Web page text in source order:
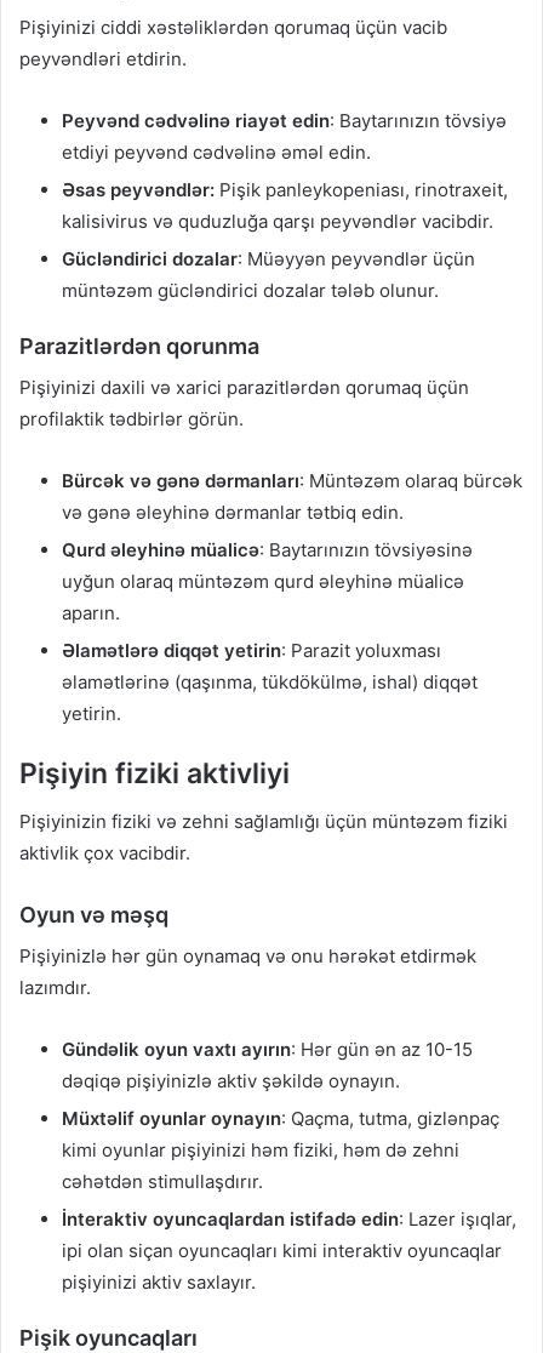
Pişiyinizi ciddi xəstəliklərdən qorumaq üçün vacib
peyvəndləri etdirin.
Peyvənd cədvəlinə riayət edin: Baytarınızın tövsiyə
etdiyi peyvənd cədvəlinə əməl edin.
Əsas peyvəndlər: Pişik panleykopeniası, rinotraxeit,
kalisivirus və quduzluğa qarşı peyvəndlər vacibdir.
Gücləndirici dozalar: Müəyyən peyvəndlər üçün
müntəzəm gücləndirici dozalar tələb olunur.
Parazitlərdən qorunma
Pişiyinizi daxili və xarici parazitlərdən qorumaq üçün
profilaktik tədbirlər görün.
Bürcək və gənə dərmanları: Müntəzəm olaraq bürcək
və gənə əleyhinə dərmanlar tətbiq edin.
Qurd əleyhinə müalicə: Baytarınızın tövsiyəsinə
uyğun olaraq müntəzəm qurd əleyhinə müalicə
aparın.
Əlamətlərə diqqət yetirin: Parazit yoluxması
əlamətlərinə (qaşınma, tükdökülmə, ishal) diqqət
yetirin.
Pişiyin fiziki aktivliyi
Pişiyinizin fiziki və zehni sağlamlığı üçün müntəzəm fiziki
aktivlik çox vacibdir.
Oyun və məşq
Pişiyinizlə hər gün oynamaq və onu hərəkət etdirmək
lazımdır.
Gündəlik oyun vaxtı ayırın: Hər gün ən az 10-15
dəqiqə pişiyinizlə aktiv şəkildə oynayın.
Müxtəlif oyunlar oynayın: Qaçma, tutma, gizlənpaç
kimi oyunlar pişiyinizi həm fiziki, həm də zehni
cəhətdən stimullaşdırır.
İnteraktiv oyuncaqlardan istifadə edin: Lazer işıqlar,
ipi olan siçan oyuncaqları kimi interaktiv oyuncaqlar
pişiyinizi aktiv saxlayır.
Pişik oyuncaqları